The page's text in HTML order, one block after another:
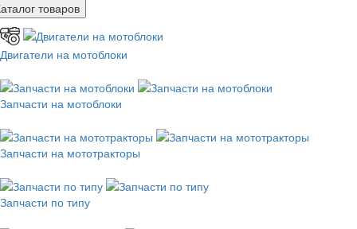
товаров
Двигатели на мотоблоки
Запчасти на мотоблоки
Запчасти на мототракторы
Запчасти по типу